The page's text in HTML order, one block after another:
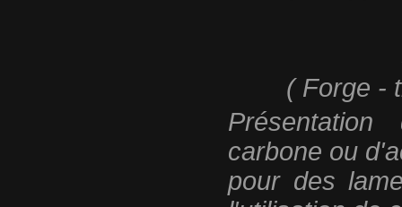
( Forge -
carbone ou
pour des